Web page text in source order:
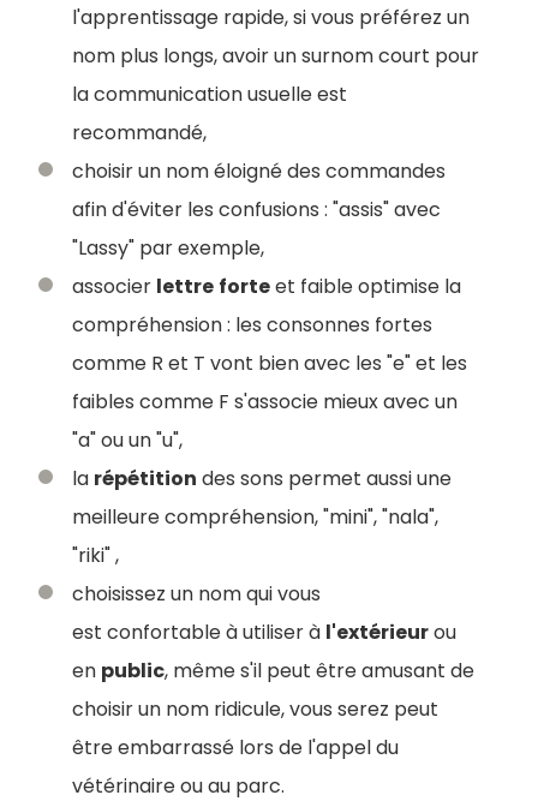
l'apprentissage rapide, si vous préférez un
nom plus longs, avoir un surnom court pour
la communication usuelle est
recommandé,
choisir un nom éloigné des commandes
afin d'éviter les confusions : "assis" avec
"Lassy" par exemple,
associer lettre forteet faible optimise la
compréhension : les consonnes fortes
comme R et T vont bien avec les "e" et les
faibles comme F s'associe mieux avec un
"a" ou un "u",
la répétition des sons permet aussi une
meilleure compréhension, "mini", "nala",
"riki" ,
choisissez un nom qui vous
est confortable à utiliser à l'extérieurou
en public, même s'il peut être amusant de
choisir un nom ridicule, vous serez peut
être embarrassé lors de l'appel du
vétérinaire ou au parc.